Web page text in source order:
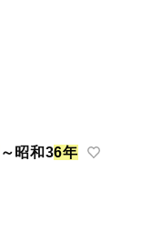
～昭和36年